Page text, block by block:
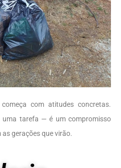
com atitudes concretas.
uma tarefa — é um compromisso
gerações que virão.